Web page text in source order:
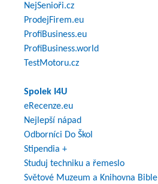
NejSenioři.cz
ProdejFirem.eu
ProfiBusiness.eu
ProfiBusiness.world
TestMotoru.cz
Spolek I4U
eRecenze.eu
Nejlepší nápad
Odborníci Do Škol
Stipendia +
Studuj techniku a řemeslo
Světové Muzeum a Knihovna Bible